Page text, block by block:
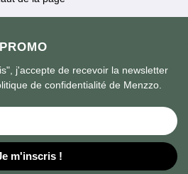
j'accepte de recevoir la newsletter
de confidentialité de Menzzo.
m'inscris !